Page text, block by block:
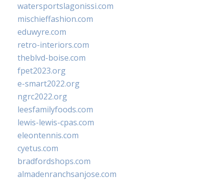
watersportslagonissi.com
mischieffashion.com
eduwyre.com
retro-interiors.com
theblvd-boise.com
fpet2023.org
e-smart2022.org
ngrc2022.org
leesfamilyfoods.com
lewis-lewis-cpas.com
eleontennis.com
cyetus.com
bradfordshops.com
almadenranchsanjose.com